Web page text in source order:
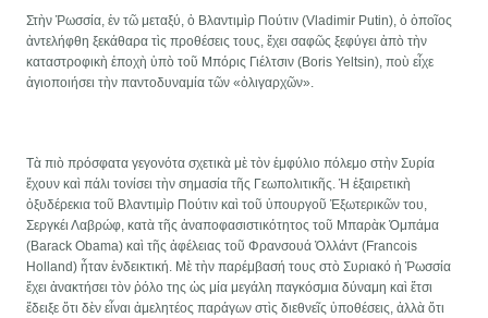
Στὴν Ῥωσσία, ἐν τῶ μεταξύ, ὁ Βλαντιμὶρ Πούτιν (Vladimir Putin), ὁ ὁποῖος
ἀντελήφθη ξεκάθαρα τὶς προθέσεις τους, ἔχει σαφῶς ξεφύγει ἀπὸ τὴν
καταστροφικὴ ἐποχὴ ὑπὸ τοῦ Μπόρις Γιέλτσιν (Boris Yeltsin), ποὺ εἶχε
ἁγιοποιήσει τὴν παντοδυναμία τῶν «ὁλιγαρχῶν».
Τὰ πιὸ πρόσφατα γεγονότα σχετικὰ μὲ τὸν ἐμφύλιο πόλεμο στὴν Συρία
ἔχουν καὶ πάλι τονίσει τὴν σημασία τῆς Γεωπολιτικῆς. Ἡ ἐξαιρετικὴ
ὀξυδέρεκια τοῦ Βλαντιμὶρ Πούτιν καὶ τοῦ ὑπουργοῦ Ἐξωτερικῶν του,
Σεργκέι Λαβρώφ, κατὰ τῆς ἀναποφασιστικότητος τοῦ Μπαρὰκ Ὀμπάμα
(Barack Obama) καὶ τῆς ἀφέλειας τοῦ Φρανσουά Ὀλλάντ (Francois
Holland) ἦταν ἐνδεικτική. Μὲ τὴν παρέμβασή τους στὸ Συριακό ἡ Ῥωσσία
ἔχει ἀνακτήσει τὸν ῥόλο της ὡς μία μεγάλη παγκόσμια δύναμη καὶ ἔτσι
ἔδειξε ὅτι δὲν εἶναι ἀμελητέος παράγων στὶς διεθνεῖς ὑποθέσεις, ἀλλὰ ὅτι